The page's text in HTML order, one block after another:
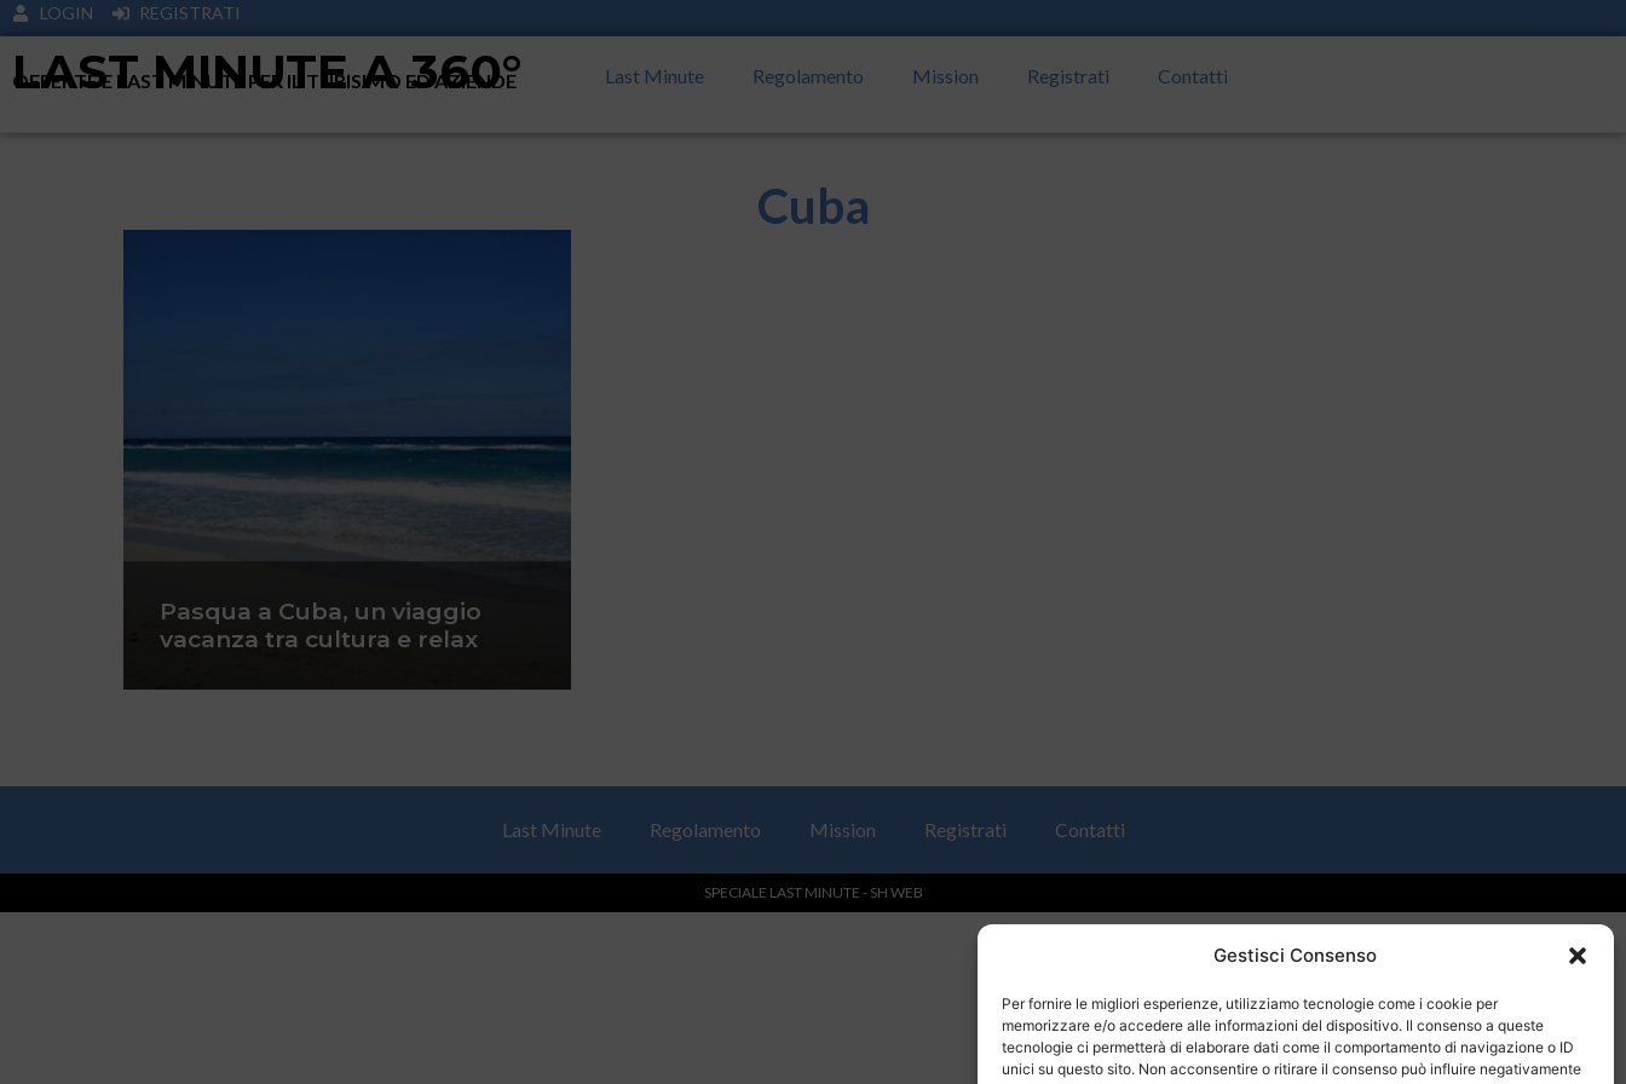
Gestisci Consenso
Per fornire le migliori esperienze, utilizziamo tecnologie come i cookie per
memorizzare e/o accedere alle informazioni del dispositivo. Il consenso a queste
tecnologie ci permetterà di elaborare dati come il comportamento di navigazione o ID
unici su questo sito. Non acconsentire o ritirare il consenso può influire negativamente
LOGIN REGISTRATI
LAST MINUTE A 360°
OFFERTE E LAST MINUTE PER IL TURISIMO ED AZIENDE Last Minute Regolamento Mission Registrati Contatti
Cuba
Pasqua a Cuba, un viaggio
vacanza tra cultura e relax
Last Minute Regolamento Mission Registrati Contatti
SPECIALE LAST MINUTE - SH WEB